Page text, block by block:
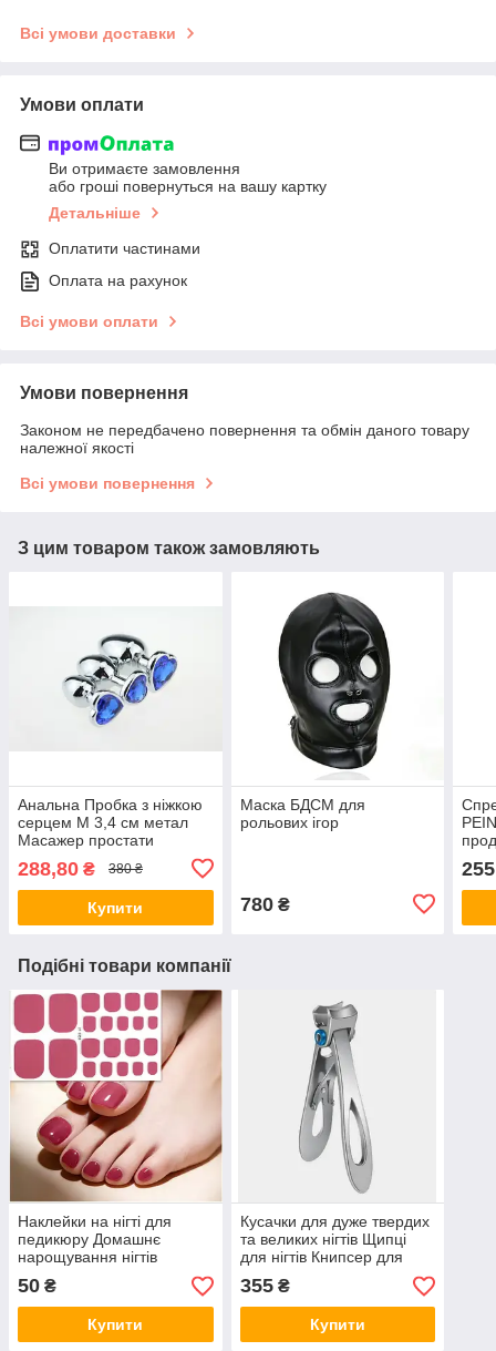
Всі умови доставки
Умови оплати
Ви отримаєте замовлення
або гроші повернуться на вашу картку
Детальніше
Оплатити частинами
Оплата на рахунок
Всі умови оплати
Умови повернення
Законом не передбачено повернення та обмін даного товару
належної якості
Всі умови повернення
З цим товаром також замовляють
Анальна Пробка з ніжкою
серцем М 3,4 см метал
Масажер простати
Анальний плагін/пробка
288,80 ₴ 380 ₴
Купити
Маска БДСМ для
рольових ігор
780₴
255
Подібні товари компанії
Наклейки на нігті для
педикюру Домашнє
нарощування нігтів
Однотонні наклейки для
педикюру Гелеві
наклейки, що
самоклеяться
50 ₴
Купити
Кусачки для дуже твердих
та великих нігтів Щипці
для нігтів Книпсер для
нігтів Манікюрні щипчики
355₴
Купити